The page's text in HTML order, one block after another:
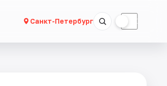
Санкт-Петербург ☾